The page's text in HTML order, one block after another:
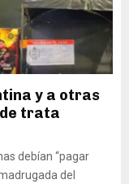
y a otras
trata
debían “pagar
del